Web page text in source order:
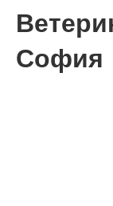
София